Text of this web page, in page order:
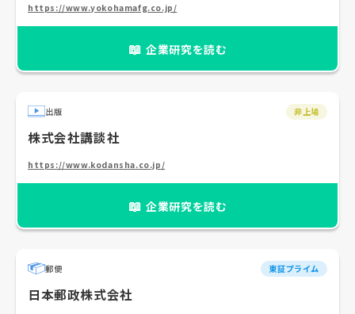
https://www.yokohamafg.co.jp/
📖 企業研究を読む
出版 非上場
株式会社講談社
https://www.kodansha.co.jp/
📖 企業研究を読む
郵便 東証プライム
日本郵政株式会社